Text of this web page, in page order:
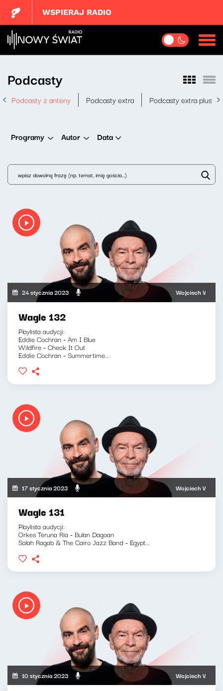
WSPIERAJ RADIO
Podcasty
Podcasty z anteny Podcasty extra Podcasty extra plus
Programy Autor Data
24 stycznia 2023 Wojciech
Wagle 132
Playlista audycji:
Eddie Cochran - Am I Blue
Wildfire - Check It Out
Eddie Cochran - Summertime...
17 stycznia 2023 Wojciech
Wagle 131
Playlista audycji:
Orkes Teruna Ria - Bulan Dagoan
Salah Ragab & The Cairo Jazz Band - Egypt...
10 stycznia 2023 Wojciech